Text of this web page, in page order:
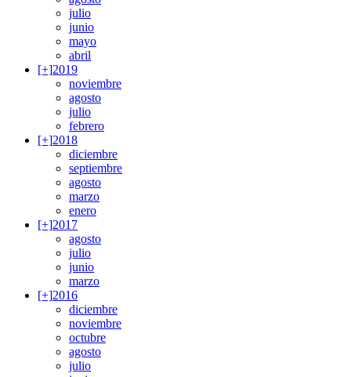
julio
junio
mayo
abril
[+]2019
noviembre
agosto
julio
febrero
[+]2018
diciembre
septiembre
agosto
marzo
enero
[+]2017
agosto
julio
junio
marzo
[+]2016
diciembre
noviembre
octubre
agosto
julio